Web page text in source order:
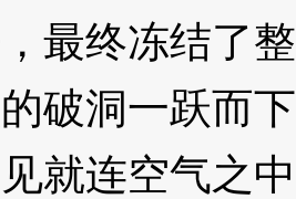
最终冻结了
破洞一跃而
就连空气之